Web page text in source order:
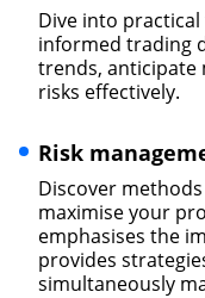
Dive into
informed trading
trends, anticipate
risks effectively.
Risk
Discover
maximise your
emphasises the
provides
simultaneously